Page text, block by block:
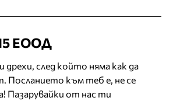
ЕООД
дрехи, след който няма как да
към теб е, не се
Пазарувайки от нас ти